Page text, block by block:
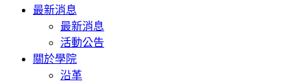
最新消息
最新消息
活動公告
關於學院
沿革